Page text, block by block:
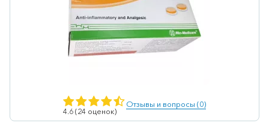
Ветеринарные
Витаминные
Гематологические
Гепатопротекторы
Гинекология
4.6 (24 оценок)
Отзывы и вопросы (0)